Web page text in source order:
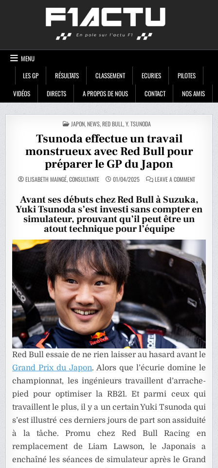
MENU
LES GP
RÉSULTATS CLASSEMENT ECURIES
PILOTES
VIDÉOS
DIRECTS A PROPOS DE NOUS CONTACT NOS AMIS
POSTED
IN
JAPON,NEWS,RED BULL,Y. TSUNODA
Tsunoda effectue un travail
monstrueux avec Red Bull pour
préparer le GP du Japon
ELISABETH MAINGÉ, CONSULTANTE 01/04/2025 LEAVE A COMMENTON
TRAVAIL
AVEC
DU
JAPON
Avant ses débuts chez Red Bull à Suzuka,
Yuki Tsunoda s’est investi sans compter en
simulateur, prouvant qu’il peut être un
atout technique pour l’équipe
Red Bull essaie de ne rien laisser au hasard avant le
Grand Prix du Japon. Alors que l’écurie domine le
championnat, les ingénieurs travaillent d’arrache-
pied pour optimiser la RB21. Et parmi ceux qui
travaillent le plus, il y a un certain Yuki Tsunoda qui
s’est illustré ces derniers jours de part son assiduité
à la tâche. Promu chez Red Bull Racing en
remplacement de Liam Lawson, le Japonais a
enchaîné les séances de simulateur après le Grand